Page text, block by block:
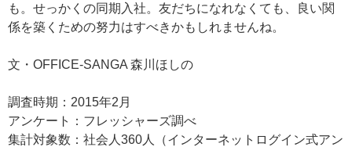
も。せっかくの同期入社。友だちになれなくても、良い関
係を築くための努力はすべきかもしれませんね。
文・OFFICE-SANGA 森川ほしの
調査時期：2015年2月
アンケート：フレッシャーズ調べ
集計対象数：社会人360人（インターネットログイン式アン